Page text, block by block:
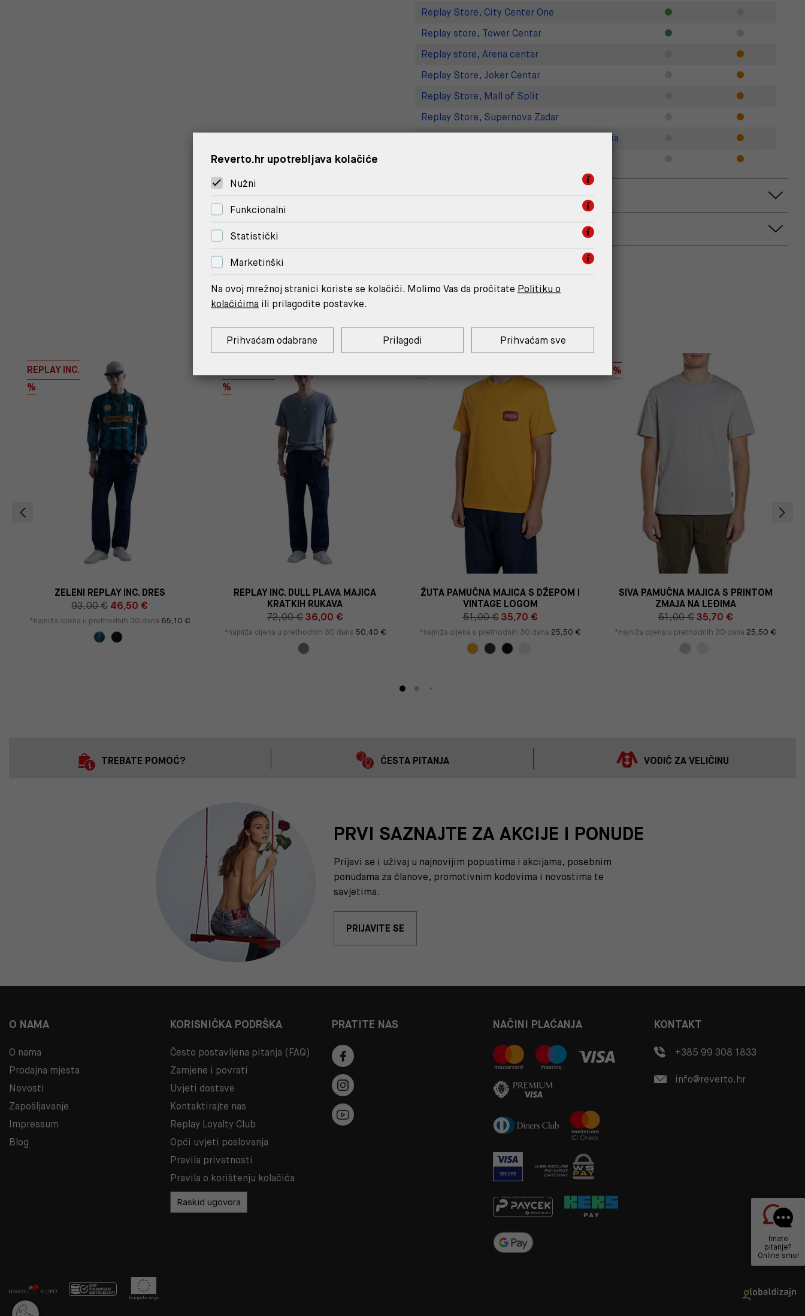
Replay Store, City Center One
Replay store, Tower Centar
Replay store, Arena centar
Replay Store, Joker Centar
Replay Store, Mall of Split
Replay Store, Supernova Zadar
Replay Outlet Store, Designer Outlet Croatia
MOŽDA ĆE TI SE SVIDJETI
REPLAY INC.
%
ZELENI REPLAY INC. DRES
93,00 € 46,50 €
*najniža cijena u prethodnih 30 dana 65,10 €
%
REPLAY INC. DULL PLAVA MAJICA
KRATKIH RUKAVA
72,00 € 36,00 €
*najniža cijena u prethodnih 30 dana 50,40 €
ŽUTA PAMUČNA MAJICA S DŽEPOM I
VINTAGE LOGOM
51,00 € 35,70 €
*najniža cijena u prethodnih 30 dana 25,50 €
%
SIVA PAMUČNA MAJICA S PRINTOM
ZMAJA NA LEĐIMA
51,00 € 35,70 €
*najniža cijena u prethodnih 30 dana 25,50 €
TREBATE POMOĆ? ČESTA PITANJA VODIČ ZA VELIČINU
PRVI SAZNAJTE ZA AKCIJE I PONUDE
Prijavi se i uživaj u najnovijim popustima i akcijama, posebnim
ponudama za članove, promotivnim kodovima i novostima te
savjetima.
PRIJAVITE SE
O NAMA
O nama
Prodajna mjesta
Novosti
Zapošljavanje
Impressum
Blog
KORISNIČKA PODRŠKA
Često postavljena pitanja (FAQ)
Zamjene i povrati
Uvjeti dostave
Kontaktirajte nas
Replay Loyalty Club
Opći uvjeti poslovanja
Pravila privatnosti
Pravila o korištenju kolačića
Raskid ugovora
PRATITE NAS NAČINI PLAĆANJA KONTAKT
+385 99 308 1833
info@reverto.hr
Imate
pitanje?
Online smo!
Reverto.hr upotrebljava kolačiće
Nužni
Funkcionalni
Statistički
Marketinški
Na ovoj mrežnoj stranici koriste se kolačići. Molimo Vas da pročitate Politiku o
kolačićima ili prilagodite postavke.
Prihvaćam odabrane Prilagodi Prihvaćam sve